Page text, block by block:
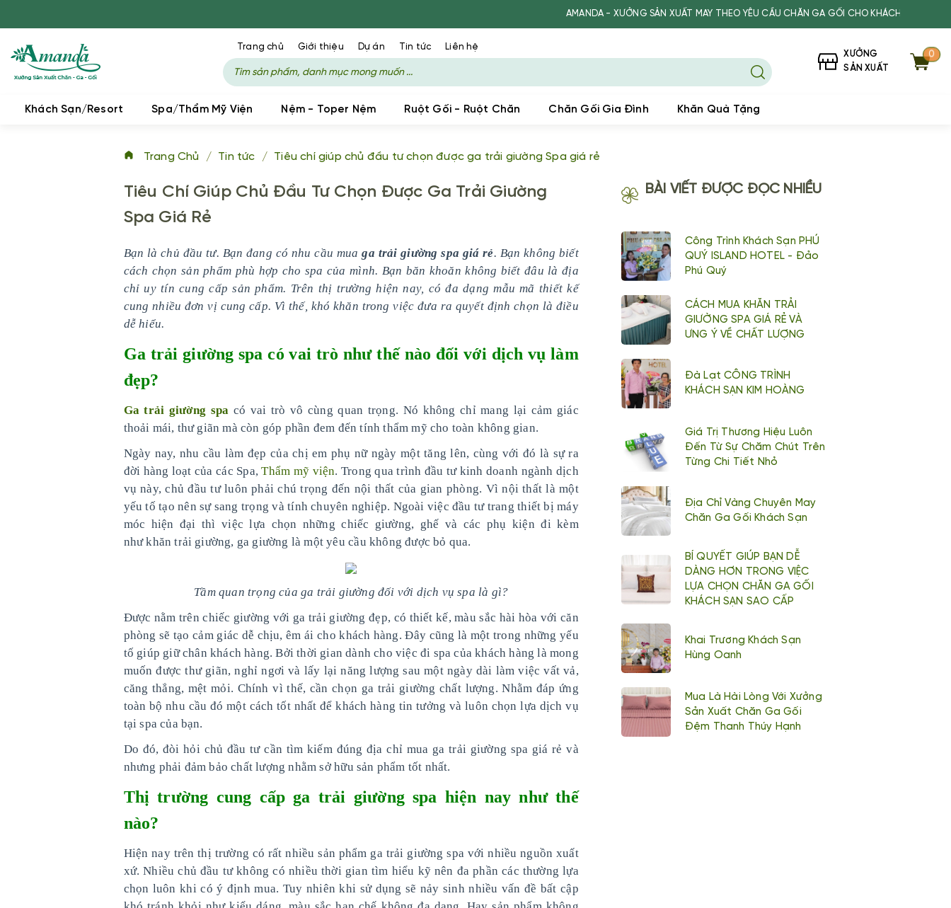
AMANDA - XƯỞNG SẢN XUẤT MAY THEO YÊU CẦU CHĂN GA GỐI CHO KHÁCH SẠN, SPA, TRƯỜNG
Trang chủ Giới thiệu Dự án Tin tức Liên hệ
XƯỞNG
SẢN XUẤT
0
Khách Sạn/Resort Spa/Thẩm Mỹ Viện Nệm - Toper Nệm Ruột Gối - Ruột Chăn Chăn Gối Gia Đình Khăn Quà Tặng
Trang Chủ / Tin tức / Tiêu chí giúp chủ đầu tư chọn được ga trải giường Spa giá rẻ
Tiêu Chí Giúp Chủ Đầu Tư Chọn Được Ga Trải Giường
Spa Giá Rẻ
Bạn là chủ đầu tư. Bạn đang có nhu cầu muaga trải giường spa giá rẻ. Bạn không biết
cách chọn sản phẩm phù hợp cho spa của mình. Bạn băn khoăn không biết đâu là địa
chỉ uy tín cung cấp sản phẩm. Trên thị trường hiện nay, có đa dạng mẫu mã thiết kế
cung nhiều đơn vị cung cấp. Vì thế, khó khăn trong việc đưa ra quyết định chọn là điều
dễ hiểu.
Ga trải giường spa có vai trò như thế nào đối với dịch vụ làm
đẹp?
Ga trải giường spa có vai trò vô cùng quan trọng. Nó không chỉ mang lại cảm giác
thoải mái, thư giãn mà còn góp phần đem đến tính thẩm mỹ cho toàn không gian.
Ngày nay, nhu cầu làm đẹp của chị em phụ nữ ngày một tăng lên, cùng với đó là sự ra
đời hàng loạt của các Spa,Thẩm mỹ viện. Trong qua trình đầu tư kinh doanh ngành dịch
vụ này, chủ đầu tư luôn phải chú trọng đến nội thất của gian phòng. Vì nội thất là một
yếu tố tạo nên sự sang trọng và tính chuyên nghiệp. Ngoài việc đầu tư trang thiết bị máy
móc hiện đại thì việc lựa chọn những chiếc giường, ghế và các phụ kiện đi kèm
như khăn trải giường, ga giường là một yêu cầu không được bỏ qua.
Tầm quan trọng của ga trải giường đối với dịch vụ spa là gì?
Được nằm trên chiếc giường với ga trải giường đẹp, có thiết kế, màu sắc hài hòa với căn
phòng sẽ tạo cảm giác dễ chịu, êm ái cho khách hàng. Đây cũng là một trong những yếu
tố giúp giữ chân khách hàng. Bởi thời gian dành cho việc đi spa của khách hàng là mong
muốn được thư giãn, nghỉ ngơi và lấy lại năng lượng sau một ngày dài làm việc vất vả,
căng thẳng, mệt mỏi. Chính vì thế, cần chọn ga trải giường chất lượng. Nhằm đáp ứng
toàn bộ nhu cầu đó một cách tốt nhất để khách hàng tin tưởng và luôn chọn lựa dịch vụ
tại spa của bạn.
Do đó, đòi hỏi chủ đầu tư cần tìm kiếm đúng địa chỉ mua ga trải giường spa giá rẻ và
nhưng phải đảm bảo chất lượng nhằm sở hữu sản phẩm tốt nhất.
Thị trường cung cấp ga trải giường spa hiện nay như thế
nào?
Hiện nay trên thị trường có rất nhiều sản phẩm ga trải giường spa với nhiều nguồn xuất
xứ. Nhiều chủ đầu tư không có nhiều thời gian tìm hiểu kỹ nên đa phần các thường lựa
chọn luôn khi có ý định mua. Tuy nhiên khi sử dụng sẽ nảy sinh nhiều vấn đề bất cập
BÀI VIẾT ĐƯỢC ĐỌC NHIỀU
Công Trình Khách Sạn PHÚ
QUÝ ISLAND HOTEL - Đảo
Phú Quý
CÁCH MUA KHĂN TRẢI
GIƯỜNG SPA GIÁ RẺ VÀ
ƯNG Ý VỀ CHẤT LƯỢNG
Đà Lạt CÔNG TRÌNH
KHÁCH SẠN KIM HOÀNG
Giá Trị Thương Hiệu Luôn
Đến Từ Sự Chăm Chút Trên
Từng Chi Tiết Nhỏ
Địa Chỉ Vàng Chuyên May
Chăn Ga Gối Khách Sạn
BÍ QUYẾT GIÚP BẠN DỄ
DÀNG HƠN TRONG VIỆC
LỰA CHỌN CHĂN GA GỐI
KHÁCH SẠN SAO CẤP
Khai Trương Khách Sạn
Hùng Oanh
Mua Là Hài Lòng Với Xưởng
Sản Xuất Chăn Ga Gối
Đệm Thanh Thúy Hạnh